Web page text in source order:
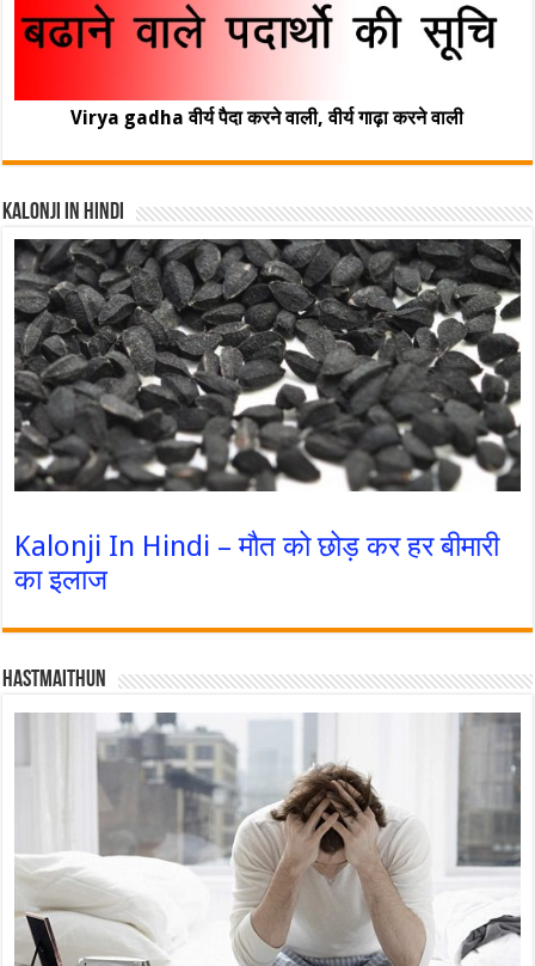
Virya gadha वीर्य पैदा करने वाली, वीर्य गाढ़ा करने वाली
Kalonji In Hindi
Kalonji In Hindi – मौत को छोड़ कर हर बीमारी
का इलाज
Hastmaithun